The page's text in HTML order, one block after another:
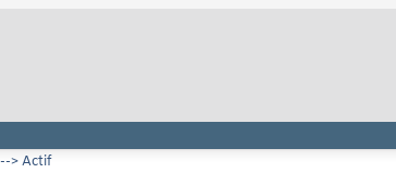
> Actif